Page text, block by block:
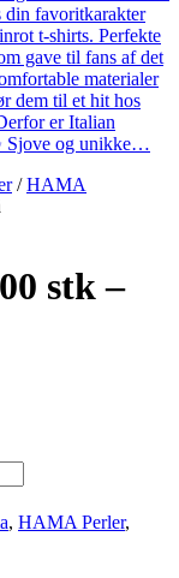
favoritkarakter
t-shirts. Perfekte
gave til fans af det
materialer
dem til et hit hos
er Italian
Sjove og unikke…
/HAMA
stk –
, HAMA Perler,